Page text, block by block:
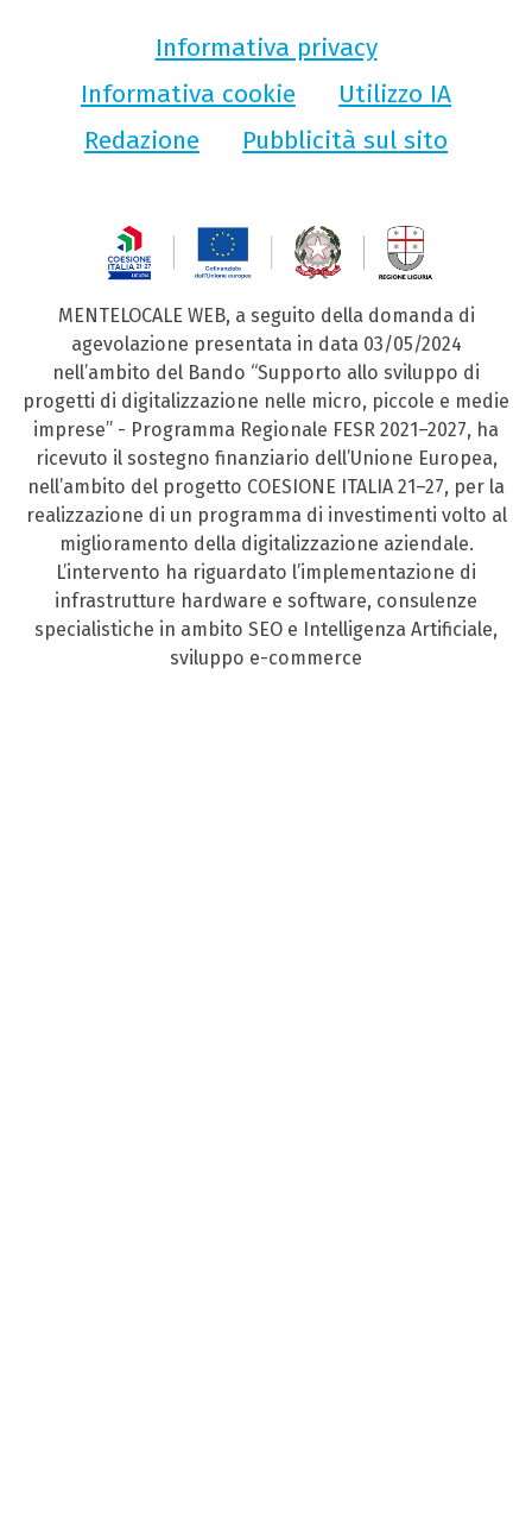
Informativa privacy
Informativa cookie
Utilizzo IA
Redazione
Pubblicità sul sito
MENTELOCALE WEB, a seguito della domanda di
agevolazione presentata in data 03/05/2024
nell’ambito del Bando “Supporto allo sviluppo di
progetti di digitalizzazione nelle micro, piccole e medie
imprese” - Programma Regionale FESR 2021–2027, ha
ricevuto il sostegno finanziario dell’Unione Europea,
nell’ambito del progetto COESIONE ITALIA 21–27, per la
realizzazione di un programma di investimenti volto al
miglioramento della digitalizzazione aziendale.
L’intervento ha riguardato l’implementazione di
infrastrutture hardware e software, consulenze
specialistiche in ambito SEO e Intelligenza Artificiale,
sviluppo e-commerce